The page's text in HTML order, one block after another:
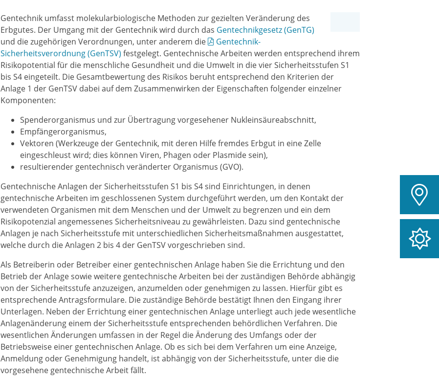
Gentechnik umfasst molekularbiologische Methoden zur gezielten Veränderung des
Erbgutes. Der Umgang mit der Gentechnik wird durch das Gentechnikgesetz (GenTG)
und die zugehörigen Verordnungen, unter anderem die
Gentechnik-
Sicherheitsverordnung (GenTSV) festgelegt. Gentechnische Arbeiten werden entsprechend ihrem
Risikopotential für die menschliche Gesundheit und die Umwelt in die vier Sicherheitsstufen S1
bis S4 eingeteilt. Die Gesamtbewertung des Risikos beruht entsprechend den Kriterien der
Anlage 1 der GenTSV dabei auf dem Zusammenwirken der Eigenschaften folgender einzelner
Komponenten:
Spenderorganismus und zur Übertragung vorgesehener Nukleinsäureabschnitt,
Empfängerorganismus,
Vektoren (Werkzeuge der Gentechnik, mit deren Hilfe fremdes Erbgut in eine Zelle
eingeschleust wird; dies können Viren, Phagen oder Plasmide sein),
resultierender gentechnisch veränderter Organismus (GVO).
Gentechnische Anlagen der Sicherheitsstufen S1 bis S4 sind Einrichtungen, in denen
gentechnische Arbeiten im geschlossenen System durchgeführt werden, um den Kontakt der
verwendeten Organismen mit dem Menschen und der Umwelt zu begrenzen und ein dem
Risikopotenzial angemessenes Sicherheitsniveau zu gewährleisten. Dazu sind gentechnische
Anlagen je nach Sicherheitsstufe mit unterschiedlichen Sicherheitsmaßnahmen ausgestattet,
welche durch die Anlagen 2 bis 4 der GenTSV vorgeschrieben sind.
Als Betreiberin oder Betreiber einer gentechnischen Anlage haben Sie die Errichtung und den
Betrieb der Anlage sowie weitere gentechnische Arbeiten bei der zuständigen Behörde abhängig
von der Sicherheitsstufe anzuzeigen, anzumelden oder genehmigen zu lassen. Hierfür gibt es
entsprechende Antragsformulare. Die zuständige Behörde bestätigt Ihnen den Eingang ihrer
Unterlagen. Neben der Errichtung einer gentechnischen Anlage unterliegt auch jede wesentliche
Anlagenänderung einem der Sicherheitsstufe entsprechenden behördlichen Verfahren. Die
wesentlichen Änderungen umfassen in der Regel die Änderung des Umfangs oder der
Betriebsweise einer gentechnischen Anlage. Ob es sich bei dem Verfahren um eine Anzeige,
Anmeldung oder Genehmigung handelt, ist abhängig von der Sicherheitsstufe, unter die die
vorgesehene gentechnische Arbeit fällt.